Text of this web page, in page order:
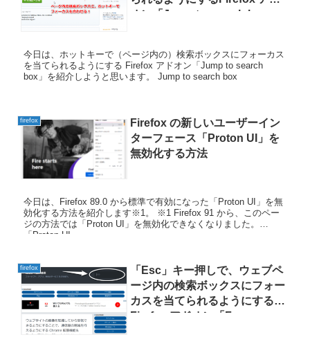
オン「Jump to search box」
今日は、ホットキーで（ページ内の）検索ボックスにフォーカス
を当てられるようにする Firefox アドオン「Jump to search
box」を紹介しようと思います。 Jump to search box
firefox
Firefox の新しいユーザーイン
ターフェース「Proton UI」を
無効化する方法
今日は、Firefox 89.0 から標準で有効になった「Proton UI」を無
効化する方法を紹介します※1。 ※1 Firefox 91 から、このペー
ジの方法では「Proton UI」を無効化できなくなりました。
「Proton UI...
firefox
「Esc」キー押しで、ウェブペ
ージ内の検索ボックスにフォー
カスを当てられるようにする
Firefox アドオン「Focuser」